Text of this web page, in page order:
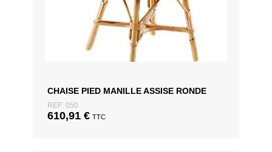
CHAISE PIED MANILLE ASSISE RONDE
REF: 050
610,91 € TTC